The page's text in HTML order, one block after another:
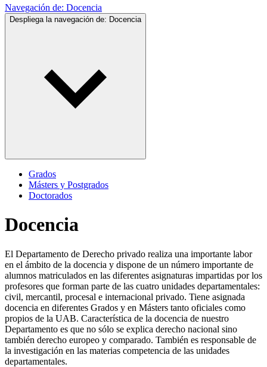
Navegación de: Docencia
Despliega la navegación de: Docencia
Grados
Másters y Postgrados
Doctorados
Docencia
El Departamento de Derecho privado realiza una importante labor
en el ámbito de la docencia y dispone de un número importante de
alumnos matriculados en las diferentes asignaturas impartidas por los
profesores que forman parte de las cuatro unidades departamentales:
civil, mercantil, procesal e internacional privado. Tiene asignada
docencia en diferentes Grados y en Másters tanto oficiales como
propios de la UAB. Característica de la docencia de nuestro
Departamento es que no sólo se explica derecho nacional sino
también derecho europeo y comparado. También es responsable de
la investigación en las materias competencia de las unidades
departamentales.